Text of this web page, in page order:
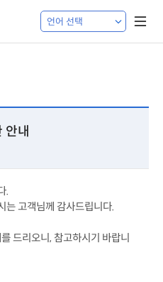
안내
.
는 고객님께 감사드립니다.
드리오니, 참고하시기 바랍니